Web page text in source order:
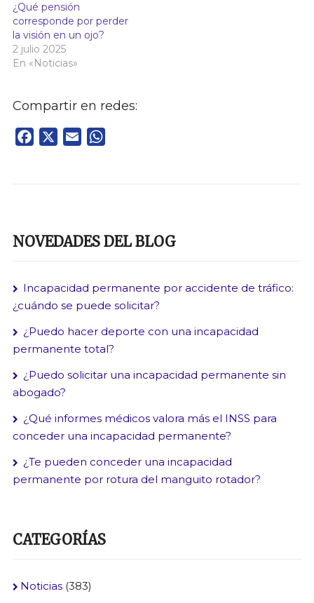
¿Qué pensión
corresponde por perder
la visión en un ojo?
2 julio 2025
En «Noticias»
Compartir en redes:
Facebook Email
NOVEDADES DEL BLOG
Incapacidad permanente por accidente de tráfico:
¿cuándo se puede solicitar?
¿Puedo hacer deporte con una incapacidad
permanente total?
¿Puedo solicitar una incapacidad permanente sin
abogado?
¿Qué informes médicos valora más el INSS para
conceder una incapacidad permanente?
¿Te pueden conceder una incapacidad
permanente por rotura del manguito rotador?
CATEGORÍAS
Noticias(383)